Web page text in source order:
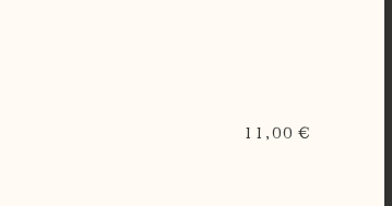
11,00 €